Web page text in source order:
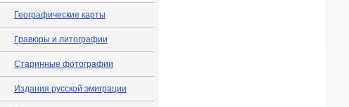
Географические карты
Гравюры и литографии
Старинные фотографии
Издания русской эмиграции